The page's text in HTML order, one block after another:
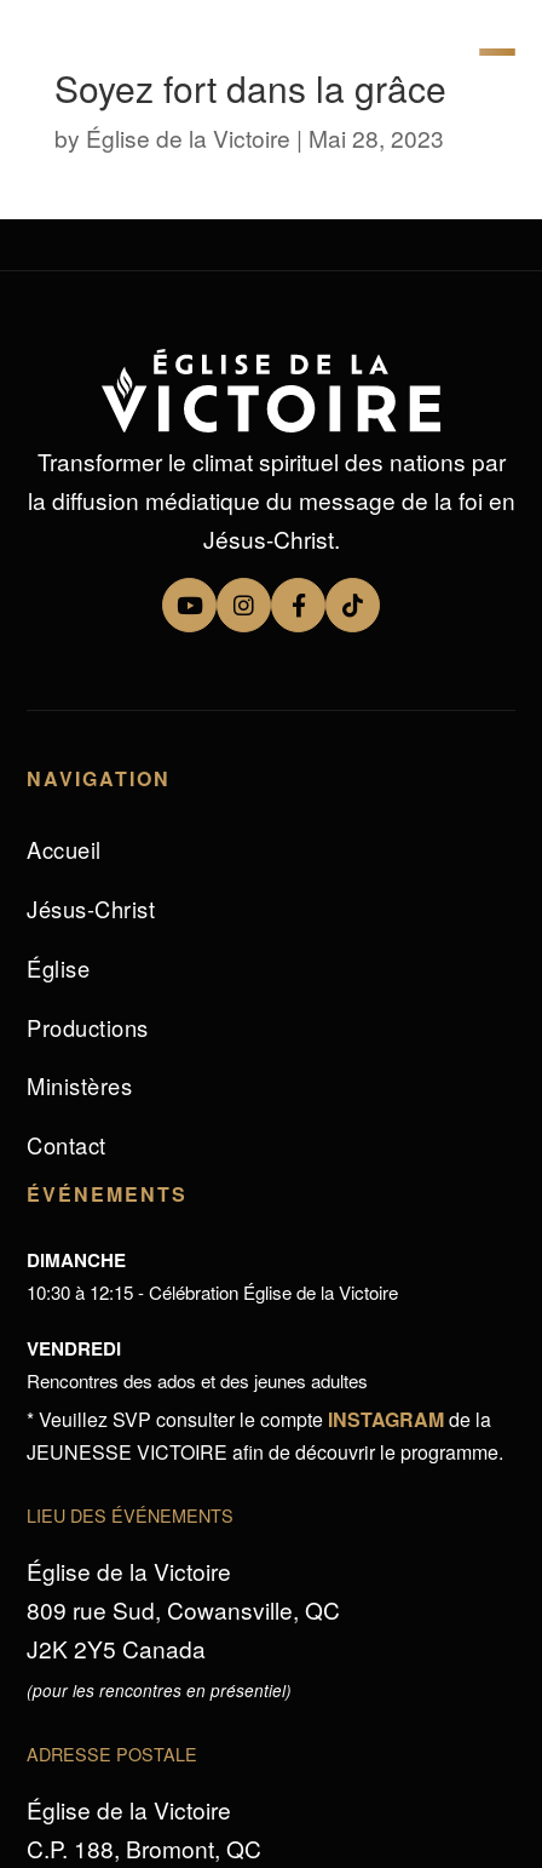
Soyez fort dans la grâce
by Église de la Victoire | Mai 28, 2023
Transformer le climat spirituel des nations par
la diffusion médiatique du message de la foi en
Jésus-Christ.
NAVIGATION
Accueil
Jésus-Christ
Église
Productions
Ministères
Contact
ÉVÉNEMENTS
DIMANCHE
10:30 à 12:15 - Célébration Église de la Victoire
VENDREDI
Rencontres des ados et des jeunes adultes
* Veuillez SVP consulter le compte INSTAGRAMde la
JEUNESSE VICTOIRE afin de découvrir le programme.
LIEU DES ÉVÉNEMENTS
Église de la Victoire
809 rue Sud, Cowansville, QC
J2K 2Y5 Canada
(pour les rencontres en présentiel)
ADRESSE POSTALE
Église de la Victoire
C.P. 188, Bromont, QC